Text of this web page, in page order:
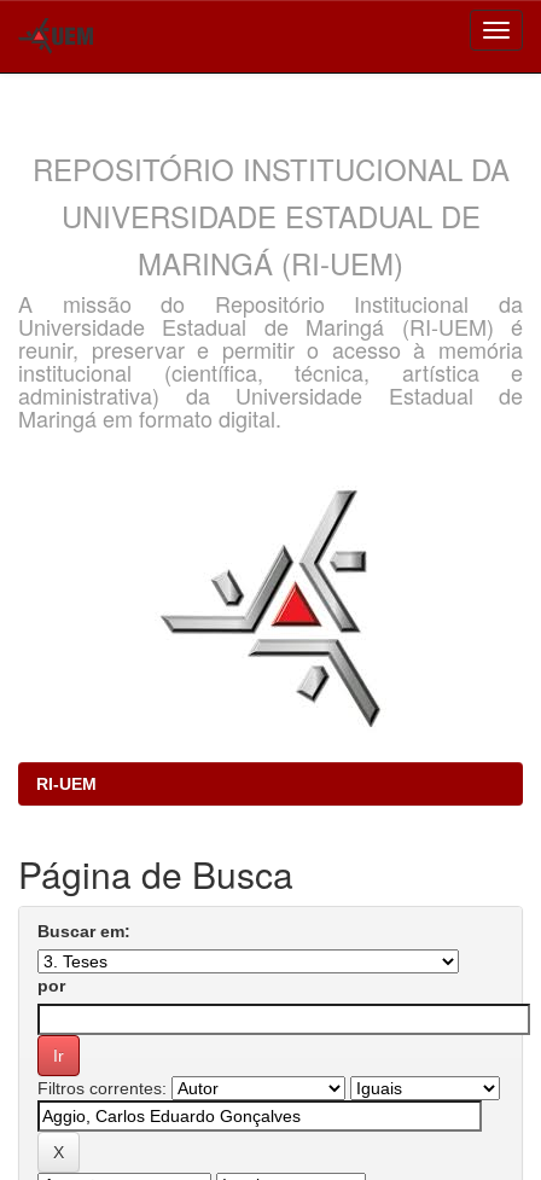
REPOSITÓRIO INSTITUCIONAL DA
UNIVERSIDADE ESTADUAL DE
MARINGÁ (RI-UEM)
A missão do Repositório Institucional da
Universidade Estadual de Maringá (RI-UEM) é
reunir, preservar e permitir o acesso à memória
institucional (científica, técnica, artística e
administrativa) da Universidade Estadual de
Maringá em formato digital.
RI-UEM
Página de Busca
Buscar em:
por
Filtros correntes: